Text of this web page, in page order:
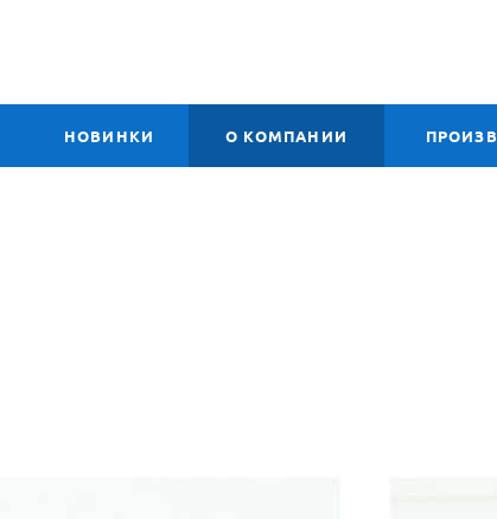
НОВИНКИ О КОМПАНИИ